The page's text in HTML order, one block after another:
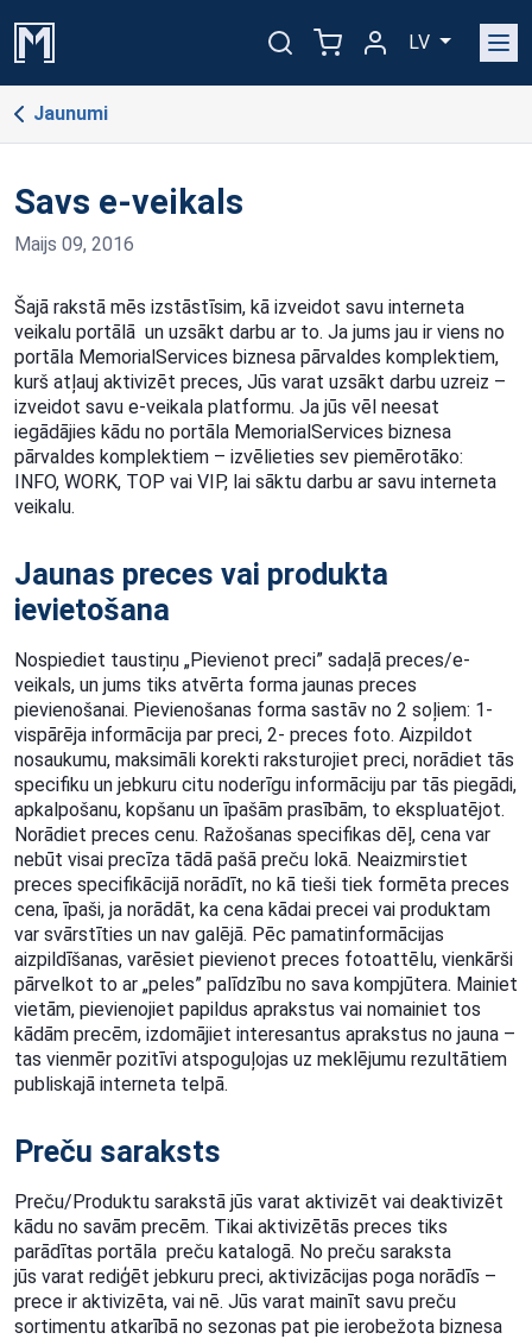
LV
Jaunumi
​Savs e-veikals
Maijs 09, 2016
Šajā rakstā mēs izstāstīsim, kā izveidot savu interneta
veikalu portālā un uzsākt darbu ar to. Ja jums jau ir viens no
portāla MemorialServices biznesa pārvaldes komplektiem,
kurš atļauj aktivizēt preces, Jūs varat uzsākt darbu uzreiz –
izveidot savu e-veikala platformu. Ja jūs vēl neesat
iegādājies kādu no portāla MemorialServices biznesa
pārvaldes komplektiem – izvēlieties sev piemērotāko:
INFO, WORK, TOP vai VIP, lai sāktu darbu ar savu interneta
veikalu.
Jaunas preces vai produkta
ievietošana
Nospiediet taustiņu „Pievienot preci” sadaļā preces/e-
veikals, un jums tiks atvērta forma jaunas preces
pievienošanai. Pievienošanas forma sastāv no 2 soļiem: 1-
vispārēja informācija par preci, 2- preces foto. Aizpildot
nosaukumu, maksimāli korekti raksturojiet preci, norādiet tās
specifiku un jebkuru citu noderīgu informāciju par tās piegādi,
apkalpošanu, kopšanu un īpašām prasībām, to ekspluatējot.
Norādiet preces cenu. Ražošanas specifikas dēļ, cena var
nebūt visai precīza tādā pašā preču lokā. Neaizmirstiet
preces specifikācijā norādīt, no kā tieši tiek formēta preces
cena, īpaši, ja norādāt, ka cena kādai precei vai produktam
var svārstīties un nav galējā. Pēc pamatinformācijas
aizpildīšanas, varēsiet pievienot preces fotoattēlu, vienkārši
pārvelkot to ar „peles” palīdzību no sava kompjūtera. Mainiet
vietām, pievienojiet papildus aprakstus vai nomainiet tos
kādām precēm, izdomājiet interesantus aprakstus no jauna –
tas vienmēr pozitīvi atspoguļojas uz meklējumu rezultātiem
publiskajā interneta telpā.
Preču saraksts
Preču/Produktu sarakstā jūs varat aktivizēt vai deaktivizēt
kādu no savām precēm. Tikai aktivizētās preces tiks
parādītas portāla preču katalogā. No preču saraksta
jūs varat rediģēt jebkuru preci, aktivizācijas poga norādīs –
prece ir aktivizēta, vai nē. Jūs varat mainīt savu preču
sortimentu atkarībā no sezonas pat pie ierobežota biznesa